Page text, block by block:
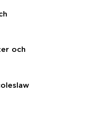
och